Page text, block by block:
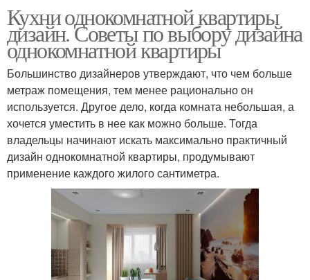
Кухни однокомнатной квартиры
дизайн. Советы по выбору дизайна
однокомнатной квартиры
Большинство дизайнеров утверждают, что чем больше
метраж помещения, тем менее рационально он
используется. Другое дело, когда комната небольшая, а
хочется уместить в нее как можно больше. Тогда
владельцы начинают искать максимально практичный
дизайн однокомнатной квартиры, продумывают
применение каждого жилого сантиметра.